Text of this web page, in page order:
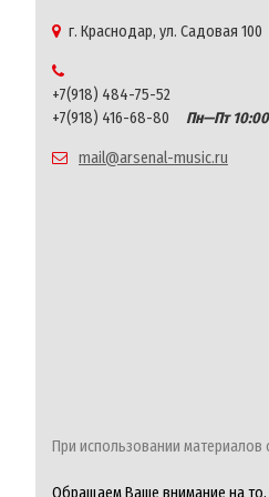
г. Краснодар, ул. Садовая 100
+7(918) 484-75-52
+7(918) 416-68-80
Пн—Пт
mail@arsenal-music.ru
При использовании материалов
Обращаем Ваше внимание на то,